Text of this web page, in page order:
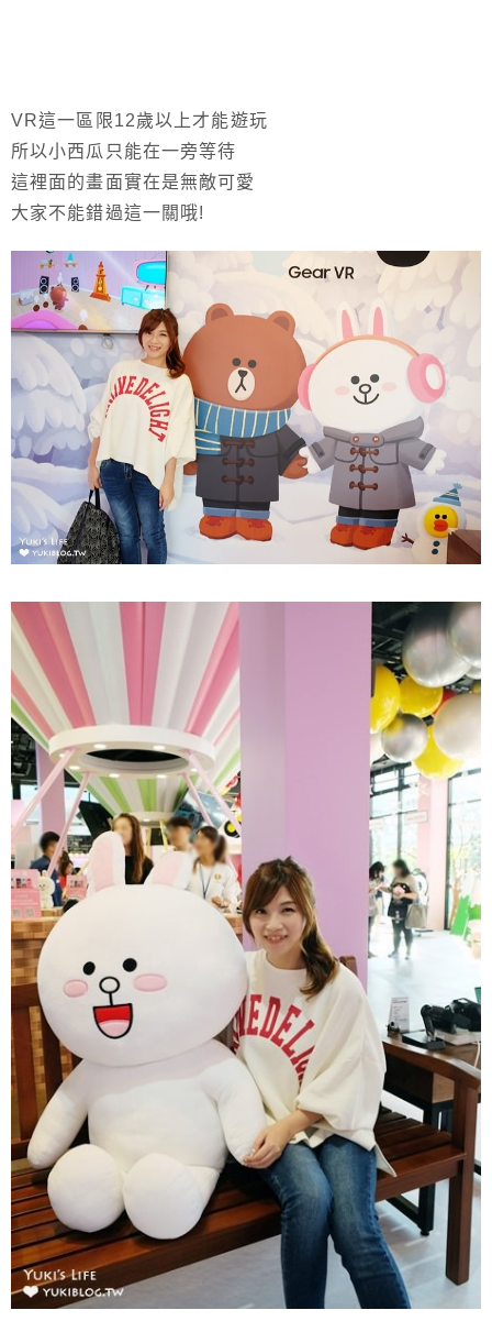
VR這一區限12歲以上才能遊玩
所以小西瓜只能在一旁等待
這裡面的畫面實在是無敵可愛
大家不能錯過這一關哦!